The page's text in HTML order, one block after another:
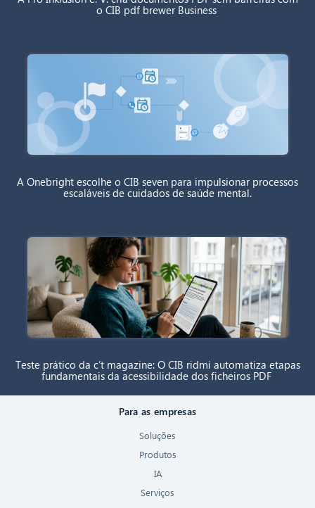
o CIB pdf brewer Business
A Onebright escolhe o CIB seven para impulsionar processos
escaláveis de cuidados de saúde mental.
Teste prático da c’t magazine: O CIB ridmi automatiza etapas
fundamentais da acessibilidade dos ficheiros PDF
Para as empresas
Soluções
Produtos
IA
Serviços